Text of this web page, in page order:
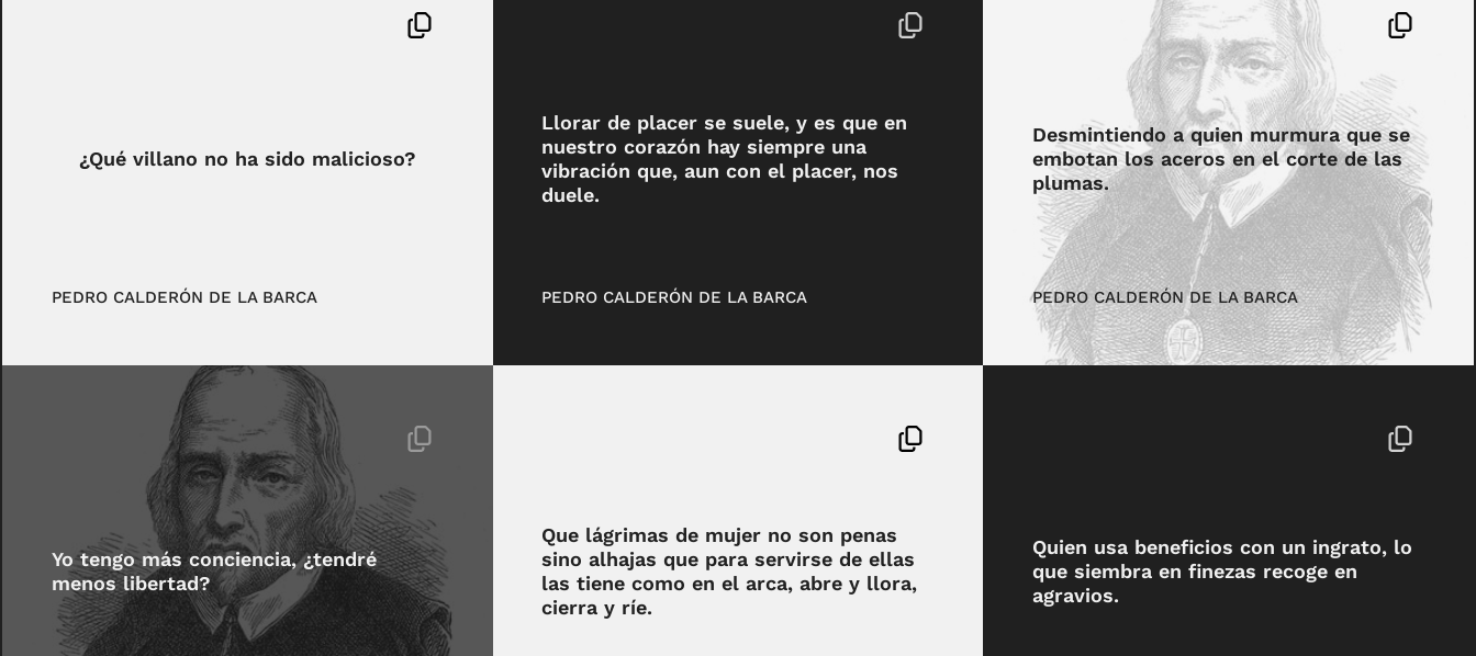
¿Qué villano no ha sido malicioso?
PEDRO CALDERÓN DE LA BARCA
Llorar de placer se suele, y es que en
nuestro corazón hay siempre una
vibración que, aun con el placer, nos
duele.
PEDRO CALDERÓN DE LA BARCA
Desmintiendo a quien murmura que se
embotan los aceros en el corte de las
plumas.
PEDRO CALDERÓN DE LA BARCA
Yo tengo más conciencia, ¿tendré
menos libertad?
Que lágrimas de mujer no son penas
sino alhajas que para servirse de ellas
las tiene como en el arca, abre y llora,
cierra y ríe.
Quien usa beneficios con un ingrato, lo
que siembra en finezas recoge en
agravios.